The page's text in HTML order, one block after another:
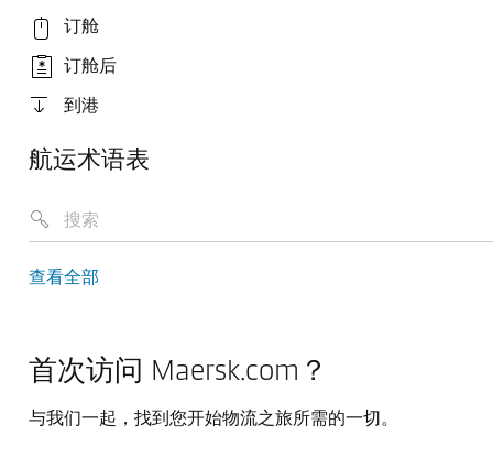
订舱
订舱后
到港
航运术语表
查看全部
首次访问 Maersk.com？
与我们一起，找到您开始物流之旅所需的一切。